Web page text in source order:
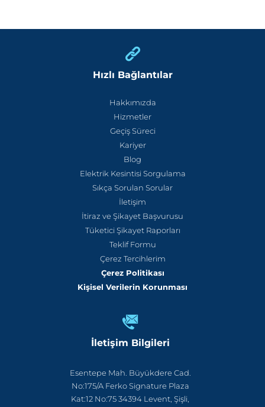
Hızlı Bağlantılar
Hakkımızda
Hizmetler
Geçiş Süreci
Kariyer
Blog
Elektrik Kesintisi Sorgulama
Sıkça Sorulan Sorular
İletişim
İtiraz ve Şikayet Başvurusu
Tüketici Şikayet Raporları
Teklif Formu
Çerez Tercihlerim
Çerez Politikası
Kişisel Verilerin Korunması
İletişim Bilgileri
Esentepe Mah. Büyükdere Cad.
No:175/A Ferko Signature Plaza
Kat:12 No:75 34394 Levent, Şişli,